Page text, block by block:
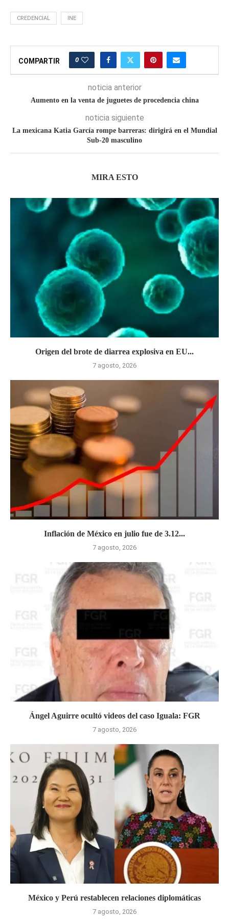
CREDENCIAL INE
COMPARTIR 0
noticia anterior
Aumento en la venta de juguetes de procedencia china
noticia siguiente
La mexicana Katia García rompe barreras: dirigirá en el Mundial
Sub-20 masculino
MIRA ESTO
Origen del brote de diarrea explosiva en EU...
7 agosto, 2026
Inflación de México en julio fue de 3.12...
7 agosto, 2026
Ángel Aguirre ocultó videos del caso Iguala: FGR
7 agosto, 2026
México y Perú restablecen relaciones diplomáticas
7 agosto, 2026